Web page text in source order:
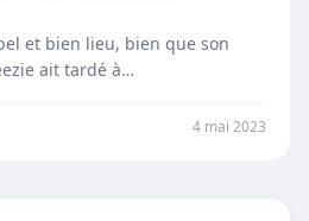
et bien lieu, bien que son
ait tardé à…
4 mai 2023